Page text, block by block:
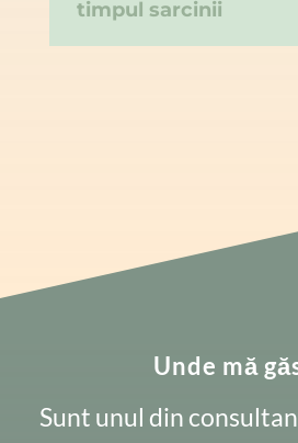
timpul sarcinii
Unde mă
Sunt unul din